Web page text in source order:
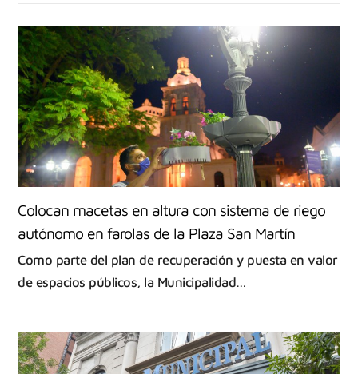
Colocan macetas en altura con sistema de riego
autónomo en farolas de la Plaza San Martín
Como parte del plan de recuperación y puesta en valor
de espacios públicos, la Municipalidad…